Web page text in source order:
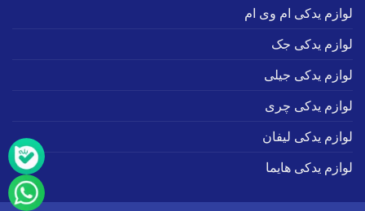
لوازم یدکی ام وی ام
لوازم یدکی جک
لوازم یدکی جیلی
لوازم یدکی چری
لوازم یدکی لیفان
لوازم یدکی هایما